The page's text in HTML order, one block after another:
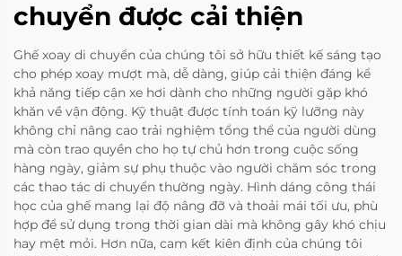
chuyển được cải thiện
Ghế xoay di chuyển của chúng tôi sở hữu thiết kế sáng tạo
cho phép xoay mượt mà, dễ dàng, giúp cải thiện đáng kể
khả năng tiếp cận xe hơi dành cho những người gặp khó
khăn về vận động. Kỹ thuật được tính toán kỹ lưỡng này
không chỉ nâng cao trải nghiệm tổng thể của người dùng
mà còn trao quyền cho họ tự chủ hơn trong cuộc sống
hàng ngày, giảm sự phụ thuộc vào người chăm sóc trong
các thao tác di chuyển thường ngày. Hình dáng công thái
học của ghế mang lại độ nâng đỡ và thoải mái tối ưu, phù
hợp để sử dụng trong thời gian dài mà không gây khó chịu
hay mệt mỏi. Hơn nữa, cam kết kiên định của chúng tôi